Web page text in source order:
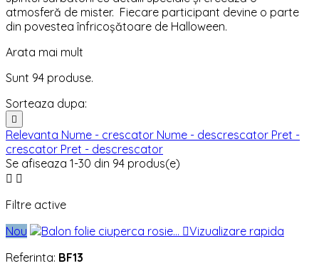
atmosferă de mister. Fiecare participant devine o parte
din povestea înfricoșătoare de Halloween.
Arata mai mult
Sunt 94 produse.
Sorteaza dupa:

Relevanta Nume - crescator Nume - descrescator Pret -
crescator Pret - descrescator
Se afiseaza 1-30 din 94 produs(e)
 
Filtre active
Nou
Vizualizare rapida
Referinta: BF13